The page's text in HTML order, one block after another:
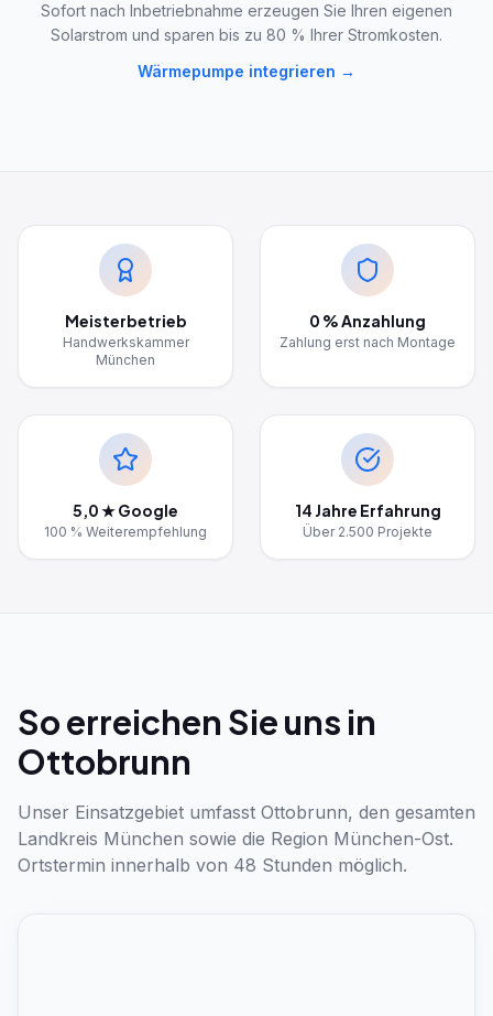
Sofort nach Inbetriebnahme erzeugen Sie Ihren eigenen
Solarstrom und sparen bis zu 80 % Ihrer Stromkosten.
Wärmepumpe integrieren →
Meisterbetrieb
Handwerkskammer
München
0 % Anzahlung
Zahlung erst nach Montage
5,0 ★ Google
100 % Weiterempfehlung
14 Jahre Erfahrung
Über 2.500 Projekte
So erreichen Sie uns in
Ottobrunn
Unser Einsatzgebiet umfasst Ottobrunn, den gesamten
Landkreis München sowie die Region München-Ost.
Ortstermin innerhalb von 48 Stunden möglich.